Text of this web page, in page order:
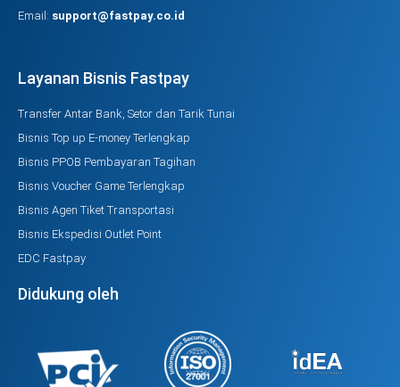
Email: support@fastpay.co.id
Layanan Bisnis Fastpay
Transfer Antar Bank, Setor dan Tarik Tunai
Bisnis Top up E-money Terlengkap
Bisnis PPOB Pembayaran Tagihan
Bisnis Voucher Game Terlengkap
Bisnis Agen Tiket Transportasi
Bisnis Ekspedisi Outlet Point
EDC Fastpay
Didukung oleh